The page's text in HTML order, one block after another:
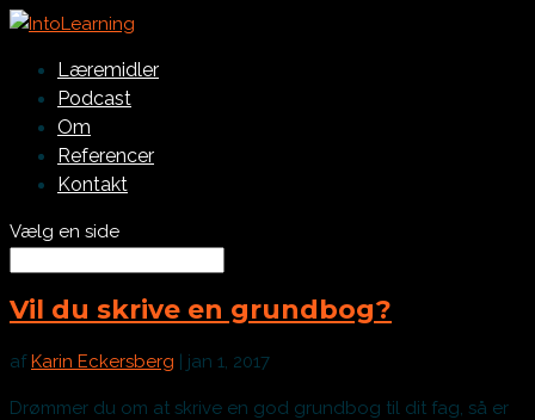
Læremidler
Podcast
Om
Referencer
Kontakt
Vælg en side
Vil du skrive en grundbog?
afKarin Eckersberg | jan 1, 2017
Drømmer du om at skrive en god grundbog til dit fag, så er